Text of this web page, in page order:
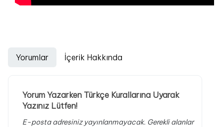
Yorumlar İçerik Hakkında
Yorum Yazarken Türkçe Kurallarına Uyarak
Yazınız Lütfen!
E-posta adresiniz yayınlanmayacak. Gerekli alanlar